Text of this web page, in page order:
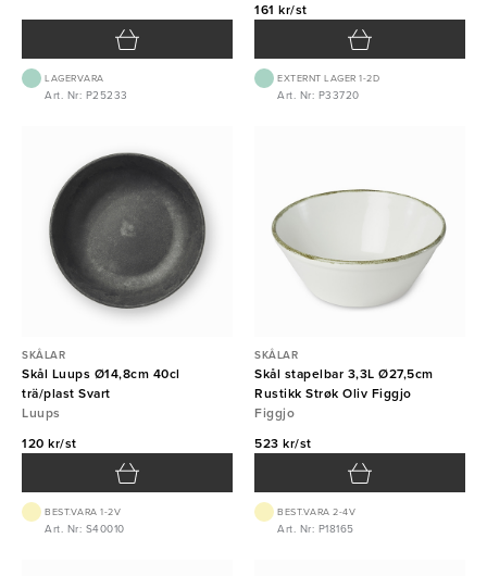
LAGERVARA
Art. Nr: P25233
161 kr/st
EXTERNT LAGER 1-2D
Art. Nr: P33720
SKÅLAR
Skål Luups Ø14,8cm 40cl
trä/plast Svart
Luups
120 kr/st
BEST.VARA 1-2V
Art. Nr: S40010
SKÅLAR
Skål stapelbar 3,3L Ø27,5cm
Rustikk Strøk Oliv Figgjo
Figgjo
523 kr/st
BEST.VARA 2-4V
Art. Nr: P18165